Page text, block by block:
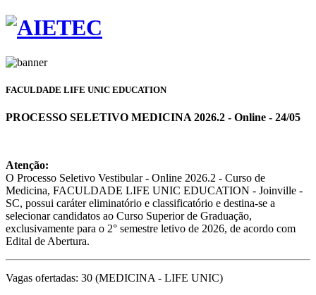
FACULDADE LIFE UNIC EDUCATION
PROCESSO SELETIVO MEDICINA 2026.2 - Online - 24/05
Atenção:
O Processo Seletivo Vestibular - Online 2026.2 - Curso de
Medicina, FACULDADE LIFE UNIC EDUCATION - Joinville -
SC, possui caráter eliminatório e classificatório e destina-se a
selecionar candidatos ao Curso Superior de Graduação,
exclusivamente para o 2° semestre letivo de 2026, de acordo com
Edital de Abertura.
Vagas ofertadas: 30 (MEDICINA - LIFE UNIC)